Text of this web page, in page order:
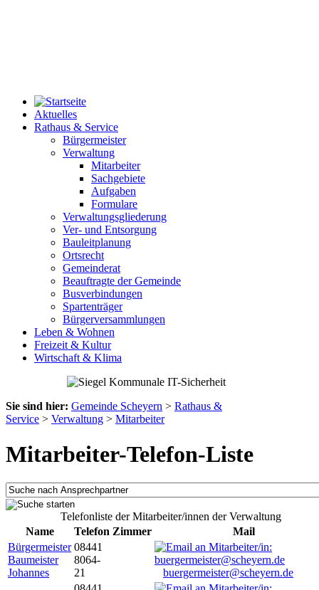
Aktuelles
Rathaus & Service
Bürgermeister
Verwaltung
Mitarbeiter
Sachgebiete
Aufgaben
Formulare
Verwaltungsgliederung
Ver- und Entsorgung
Bauleitplanung
Ortsrecht
Gemeinderat
Beauftragte der Gemeinde
Busverbindungen
Spartenträger
Bürgerversammlungen
Leben & Wohnen
Freizeit & Kultur
Wirtschaft & Klima
Sie sind hier: Gemeinde Scheyern > Rathaus &
Service > Verwaltung > Mitarbeiter
Mitarbeiter-Telefon-Liste
Telefonliste der Mitarbeiter/innen der Verwaltung
Name
Telefon Zimmer
Mail
Bürgermeister
Baumeister
Johannes
08441
8064-
21
buergermeister@scheyern.de